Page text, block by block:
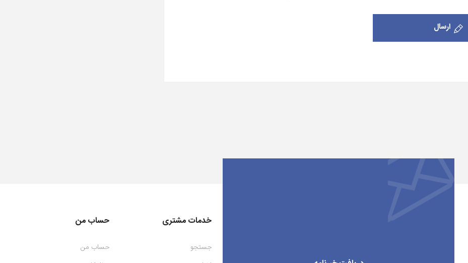
ارسال
خدمات مشتری
جستجو
حساب من
حساب من